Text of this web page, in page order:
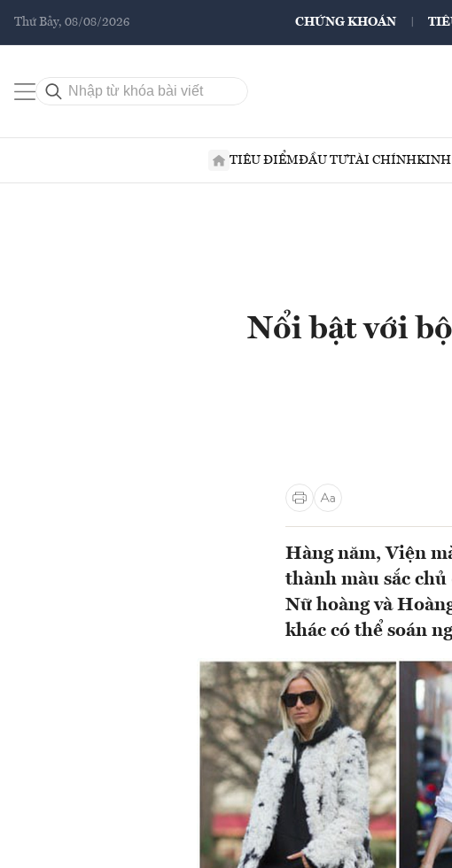
Thứ Bảy, 08/08/2026 CHỨNG KHOÁN
TIÊU ĐIỂMĐẦU TƯTÀI CHÍNHKINH
Nổi bật với
Hàng năm, Viện
thành màu sắc
Nữ hoàng và
khác có thể soán